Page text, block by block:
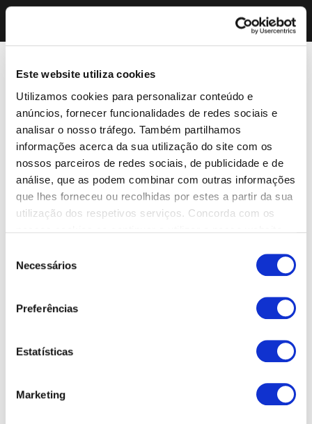
Este website utiliza cookies
Utilizamos cookies para personalizar conteúdo e
anúncios, fornecer funcionalidades de redes sociais e
analisar o nosso tráfego. Também partilhamos
informações acerca da sua utilização do site com os
nossos parceiros de redes sociais, de publicidade e de
análise, que as podem combinar com outras informações
que lhes forneceu ou recolhidas por estes a partir da sua
utilização dos respetivos serviços. Concorda com os
Necessários
Preferências
Estatísticas
Marketing